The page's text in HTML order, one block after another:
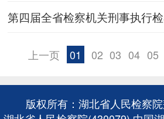
第四届全省检察机关刑事执行
上一页 01 02 03 04 05
版权所有：湖北省人民检察